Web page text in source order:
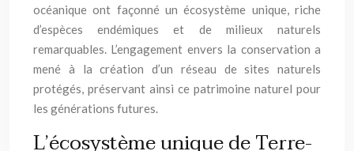
océanique ont façonné un écosystème unique, riche
d’espèces endémiques et de milieux naturels
remarquables. L’engagement envers la conservation a
mené à la création d’un réseau de sites naturels
protégés, préservant ainsi ce patrimoine naturel pour
les générations futures.
L’écosystème unique de Terre-